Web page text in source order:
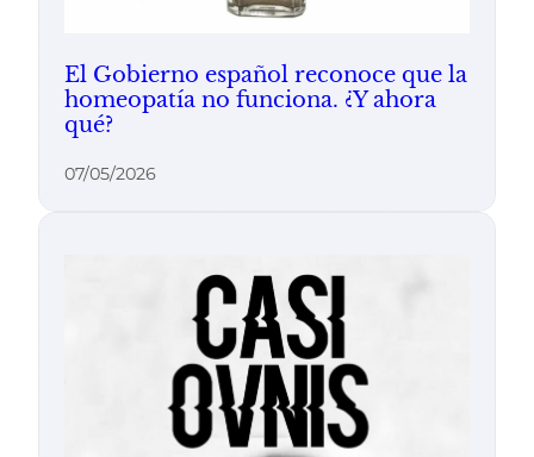
El Gobierno español reconoce que la
homeopatía no funciona. ¿Y ahora
qué?
07/05/2026